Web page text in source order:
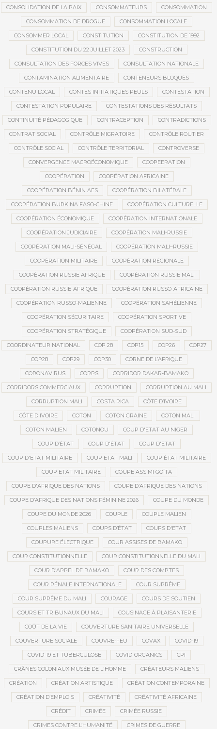
CONSOLIDATION DE LA PAIX CONSOMMATEURS CONSOMMATION
CONSOMMATION DE DROGUE CONSOMMATION LOCALE
CONSOMMER LOCAL CONSTITUTION CONSTITUTION DE 1992
CONSTITUTION DU 22 JUILLET 2023 CONSTRUCTION
CONSULTATION DES FORCES VIVES CONSULTATION NATIONALE
CONTAMINATION ALIMENTAIRE CONTENEURS BLOQUÉS
CONTENU LOCAL CONTES INITIATIQUES PEULS CONTESTATION
CONTESTATION POPULAIRE CONTESTATIONS DES RÉSULTATS
CONTINUITÉ PÉDAGOGIQUE CONTRACEPTION CONTRADICTIONS
CONTRAT SOCIAL CONTRÔLE MIGRATOIRE CONTRÔLE ROUTIER
CONTRÔLE SOCIAL CONTRÔLE TERRITORIAL CONTROVERSE
CONVERGENCE MACROÉCONOMIQUE COOPEERATION
COOPÉRATION COOPÉRATION AFRICAINE
COOPÉRATION BÉNIN AES COOPÉRATION BILATÉRALE
COOPÉRATION BURKINA FASO-CHINE COOPÉRATION CULTURELLE
COOPÉRATION ÉCONOMIQUE COOPÉRATION INTERNATIONALE
COOPÉRATION JUDICIAIRE COOPÉRATION MALI-RUSSIE
COOPÉRATION MALI-SÉNÉGAL COOPÉRATION MALI–RUSSIE
COOPÉRATION MILITAIRE COOPÉRATION RÉGIONALE
COOPÉRATION RUSSIE AFRIQUE COOPÉRATION RUSSIE MALI
COOPÉRATION RUSSIE-AFRIQUE COOPÉRATION RUSSO-AFRICAINE
COOPÉRATION RUSSO-MALIENNE COOPÉRATION SAHÉLIENNE
COOPÉRATION SÉCURITAIRE COOPÉRATION SPORTIVE
COOPÉRATION STRATÉGIQUE COOPÉRATION SUD-SUD
COORDINATEUR NATIONAL COP 28 COP15 COP26 COP27
COP28 COP29 COP30 CORNE DE L’AFRIQUE
CORONAVIRUS CORPS CORRIDOR DAKAR-BAMAKO
CORRIDORS COMMERCIAUX CORRUPTION CORRUPTION AU MALI
CORRUPTION MALI COSTA RICA CÔTE D’IVOIRE
CÔTE D'IVOIRE COTON COTON GRAINE COTON MALI
COTON MALIEN COTONOU COUP D'ETAT AU NIGER
COUP D’ÉTAT COUP D'ÉTAT COUP D'ETAT
COUP D'ETAT MILITAIRE COUP ETAT MALI COUP ÉTAT MILITAIRE
COUP ETAT MILITAIRE COUPE ASSIMI GOÏTA
COUPE D'AFRIQUE DES NATIONS COUPE D’AFRIQUE DES NATIONS
COUPE D’AFRIQUE DES NATIONS FÉMININE 2026 COUPE DU MONDE
COUPE DU MONDE 2026 COUPLE COUPLE MALIEN
COUPLES MALIENS COUPS D’ÉTAT COUPS D'ETAT
COUPURE ÉLECTRIQUE COUR ASSISES DE BAMAKO
COUR CONSTITUTIONNELLE COUR CONSTITUTIONNELLE DU MALI
COUR D’APPEL DE BAMAKO COUR DES COMPTES
COUR PÉNALE INTERNATIONALE COUR SUPRÊME
COUR SUPRÊME DU MALI COURAGE COURS DE SOUTIEN
COURS ET TRIBUNAUX DU MALI COUSINAGE À PLAISANTERIE
COÛT DE LA VIE COUVERTURE SANITAIRE UNIVERSELLE
COUVERTURE SOCIALE COUVRE-FEU COVAX COVID-19
COVID-19 ET TUBERCULOSE COVID-ORGANICS CPI
CRÂNES COLONIAUX MUSÉE DE L'HOMME CRÉATEURS MALIENS
CRÉATION CRÉATION ARTISTIQUE CRÉATION CONTEMPORAINE
CRÉATION D’EMPLOIS CRÉATIVITÉ CRÉATIVITÉ AFRICAINE
CRÉDIT CRIMÉE CRIMÉE RUSSIE
CRIMES CONTRE L’HUMANITÉ CRIMES DE GUERRE